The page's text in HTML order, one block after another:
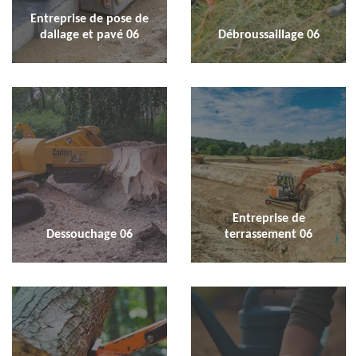
Entreprise de pose de
dallage et pavé 06
Débroussaillage 06
Dessouchage 06
Entreprise de
terrassement 06